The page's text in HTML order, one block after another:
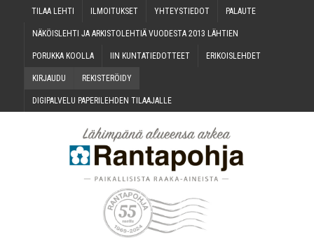
TILAA LEH­TI ILMOI­TUK­SET YHTEYS­TIE­DOT PALAU­TE
NÄKÖIS­LEH­TI JA ARKIS­TO­LEH­TIÄ VUO­DES­TA 2013 LÄHTIEN
PORUK­KA KOOLLA IIN KUN­TA­TIE­DOT­TEET ERI­KOIS­LEH­DET
KIR­JAU­DU REKIS­TE­RÖI­DY
DIGI­PAL­VE­LU PAPE­RI­LEH­DEN TILAAJALLE